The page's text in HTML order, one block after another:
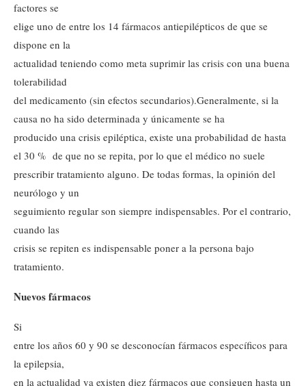
factores se
elige uno de entre los 14 fármacos antiepilépticos de que se
dispone en la
actualidad teniendo como meta suprimir las crisis con una buena
tolerabilidad
del medicamento (sin efectos secundarios).Generalmente, si la
causa no ha sido determinada y únicamente se ha
producido una crisis epiléptica, existe una probabilidad de hasta
el 30 % de que no se repita, por lo que el médico no suele
prescribir tratamiento alguno. De todas formas, la opinión del
neurólogo y un
seguimiento regular son siempre indispensables. Por el contrario,
cuando las
crisis se repiten es indispensable poner a la persona bajo
tratamiento.
Nuevos fármacos
Si
entre los años 60 y 90 se desconocían fármacos específicos para
la epilepsia,
en la actualidad ya existen diez fármacos que consiguen hasta un